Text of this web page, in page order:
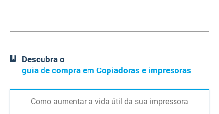
Descubra o
guia de compra em Copiadoras e impresoras
Como aumentar a vida útil da sua impressora